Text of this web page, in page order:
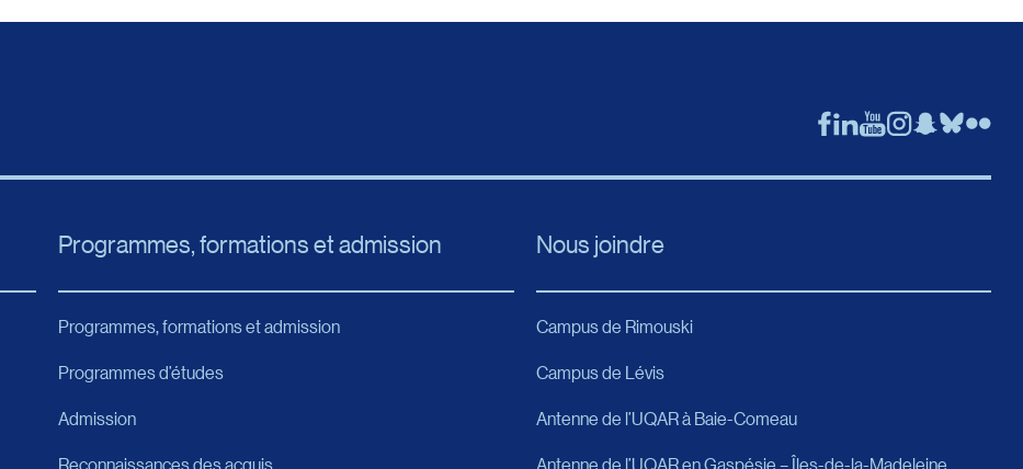
Programmes, formations et admission
Programmes, formations et admission
Programmes d’études
Admission
Reconnaissances des acquis
Nous joindre
Campus de Rimouski
Campus de Lévis
Antenne de l’UQAR à Baie-Comeau
Antenne de l’UQAR en Gaspésie – Îles-de-la-Madeleine